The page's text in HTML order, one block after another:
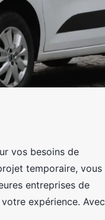
vos besoins de
temporaire, vous
entreprises de
expérience. Avec